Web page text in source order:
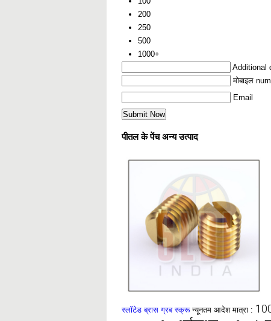
200
250
500
1000+
Additional
मोबाइल
Email
पीतल के पेंच अन्य उत्पाद
स्लॉटेड ब्रास ग्रब स्क्रू न्यूनतम आदेश मात्रा :